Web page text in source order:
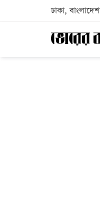
ঢাকা, বাংলাদেশ